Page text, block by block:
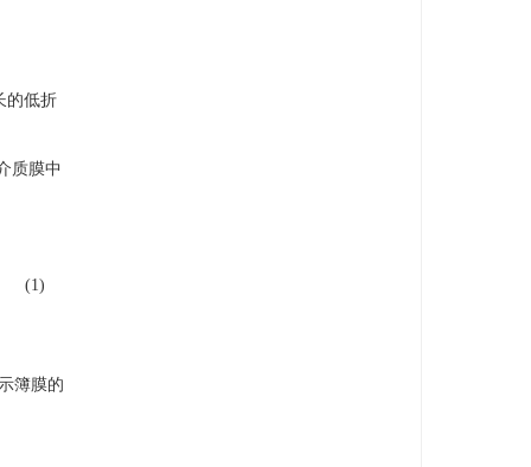
的低折
质膜中
0](Z
(1)
簿膜的